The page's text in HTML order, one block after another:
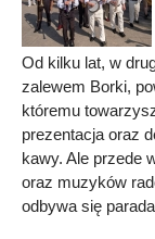
Od kilku lat, w
zalewem Borki,
któremu
prezentacja oraz
kawy. Ale przede
oraz muzyków
odbywa się